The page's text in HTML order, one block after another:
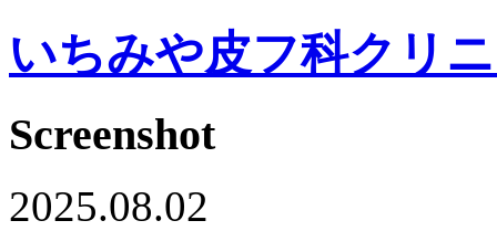
いちみや皮フ科クリ
Screenshot
2025.08.02